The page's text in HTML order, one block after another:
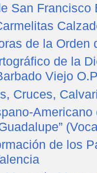
San
de la
de la
Viejo
Cruces,
de los